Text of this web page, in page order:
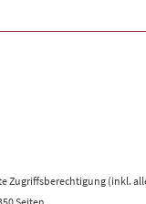
Zugriffsberechtigung (inkl.